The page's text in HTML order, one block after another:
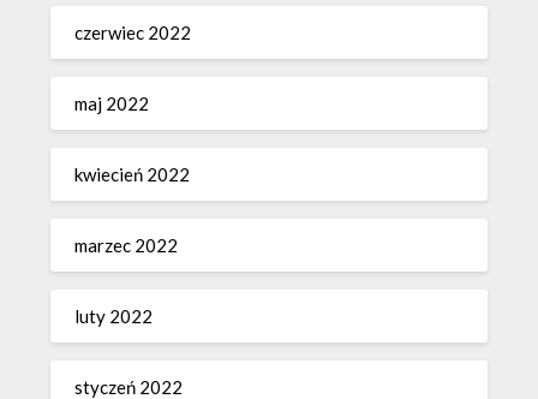
czerwiec 2022
maj 2022
kwiecień 2022
marzec 2022
luty 2022
styczeń 2022